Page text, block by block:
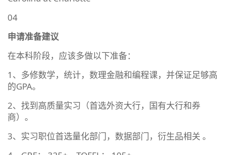
04
申请准备建议
在本科阶段，应该多做以下准备：
1、多修数学，统计，数理金融和编程课，并保证足够高
的GPA。
2、找到高质量实习（首选外资大行，国有大行和券
商）。
3、实习职位首选量化部门，数据部门，衍生品相关 。